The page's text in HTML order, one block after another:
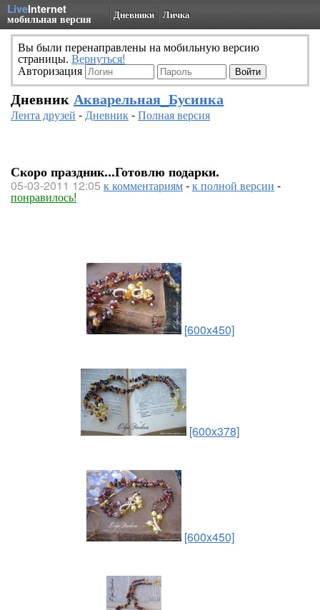
LiveInternet
мобильная версия Дневники Личка
Вы были перенаправлены на мобильную версию
страницы. Вернуться!
Авторизация
Дневник Акварельная_Бусинка
Лента друзей -Дневник-Полная версия
Скоро праздник...Готовлю подарки.
05-03-2011 12:05 к комментариям-к полной версии -
понравилось!
[600x450]
[600x378]
[600x450]